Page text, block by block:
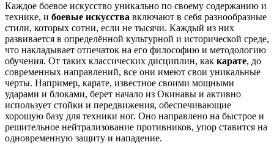
Каждое боевое искусство уникально по своему содержанию и
технике, и боевые искусства включают в себя разнообразные
стили, которых сотни, если не тысячи. Каждый из них
развивается в определённой культурной и исторической среде,
что накладывает отпечаток на его философию и методологию
обучения. От таких классических дисциплин, как карате, до
современных направлений, все они имеют свои уникальные
черты. Например, карате, известное своими мощными
ударами и блоками, берет начало из Окинавы и активно
использует стойки и передвижения, обеспечивающие
хорошую базу для техники ног. Оно направлено на быстрое и
решительное нейтрализование противников, упор ставится на
одновременную защиту и нападение.